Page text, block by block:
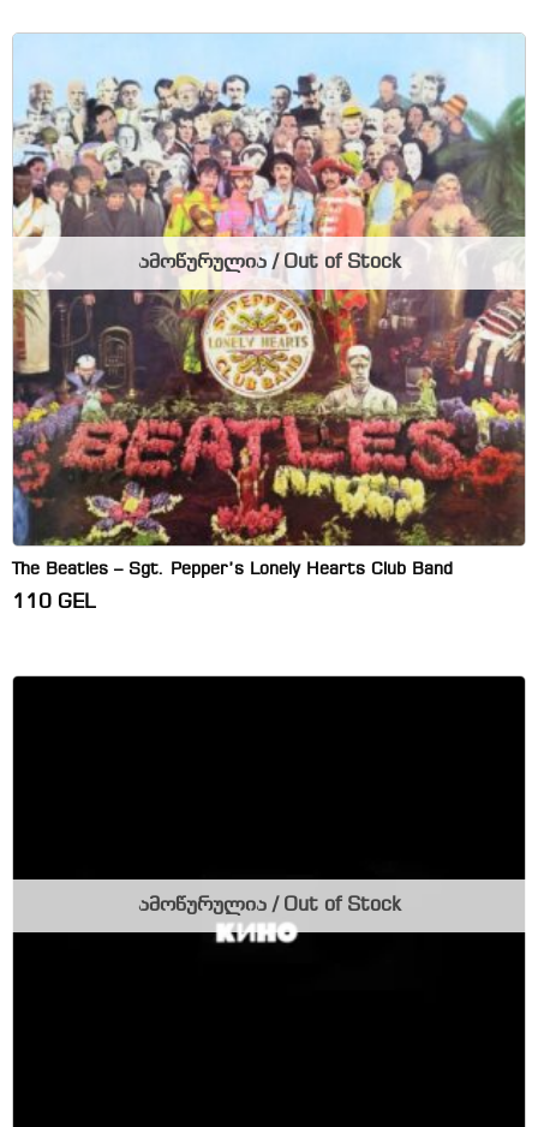
The Beatles – Sgt. Pepper’s Lonely Hearts Club Band
110 GEL
ამოწურულია / Out of Stock
ამოწურულია / Out of Stock